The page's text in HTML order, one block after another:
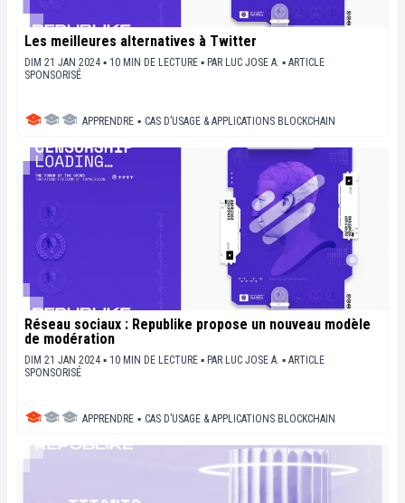
Les meilleures alternatives à Twitter
DIM 21 JAN 2024 ▪ 10 MIN DE LECTURE ▪ PAR LUC JOSE A. ▪ ARTICLE
SPONSORISÉ
APPRENDRE ▪ CAS D’USAGE & APPLICATIONS BLOCKCHAIN
Réseau sociaux : Republike propose un nouveau modèle
de modération
DIM 21 JAN 2024 ▪ 10 MIN DE LECTURE ▪ PAR LUC JOSE A. ▪ ARTICLE
SPONSORISÉ
APPRENDRE ▪ CAS D’USAGE & APPLICATIONS BLOCKCHAIN